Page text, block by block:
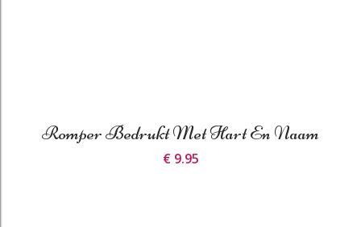
Romper Bedrukt Met Hart En Naam
€ 9.95